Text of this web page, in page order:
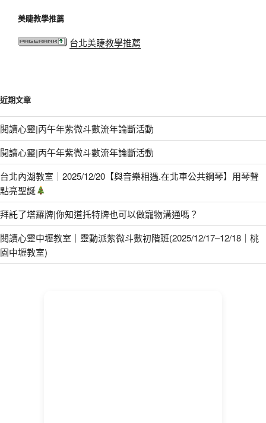
美睫教學推薦
台北美睫教學推薦
近期文章
閱讀心靈|丙午年紫微斗數流年論斷活動
閱讀心靈|丙午年紫微斗數流年論斷活動
台北內湖教室｜2025/12/20【與音樂相遇.在北車公共鋼琴】用琴聲
點亮聖誕
拜託了塔羅牌|你知道托特牌也可以做寵物溝通嗎？
閱讀心靈中壢教室｜靈動派紫微斗數初階班(2025/12/17–12/18｜桃
園中壢教室)